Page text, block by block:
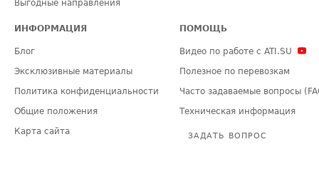
Выгодные направления
ИНФОРМАЦИЯ
Блог
Эксклюзивные материалы
Политика конфиденциальности
Общие положения
Карта сайта
ПОМОЩЬ
Видео по работе с ATI.SU
Полезное по перевозкам
Часто задаваемые вопросы
Техническая информация
ЗАДАТЬ ВОПРОС